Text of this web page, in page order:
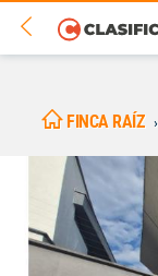
FINCA RAÍZ